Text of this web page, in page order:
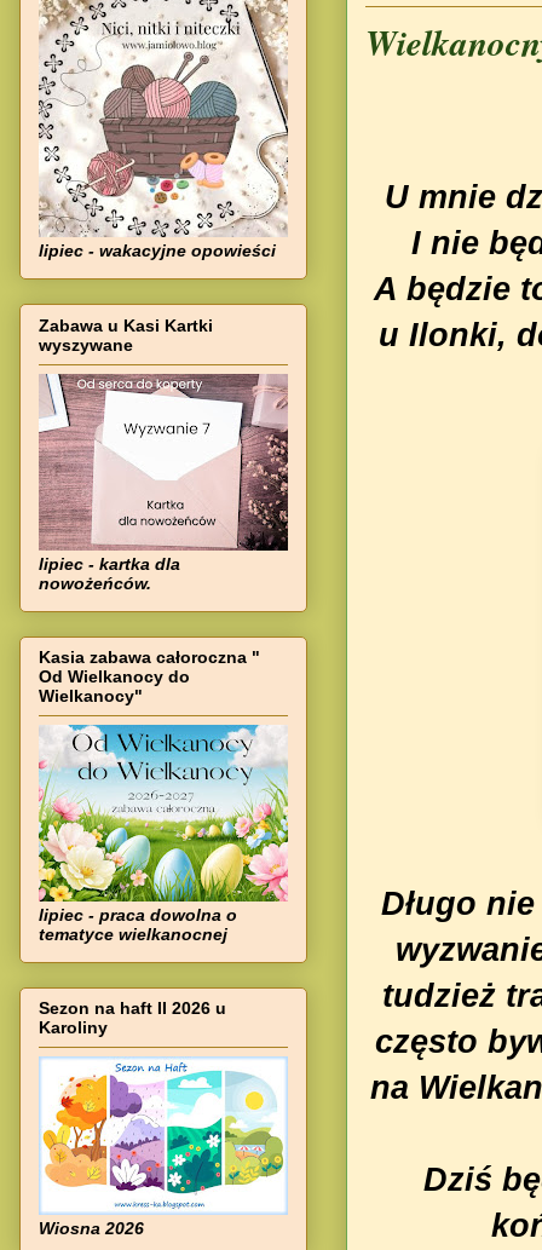
U mnie
I nie
A będzie
u Ilonki,
Długo
tudzież
często
na
Dziś
lipiec - wakacyjne opowieści
Zabawa u Kasi Kartki
wyszywane
lipiec - kartka dla
nowożeńców.
Kasia zabawa całoroczna "
Od Wielkanocy do
Wielkanocy"
lipiec - praca dowolna o
tematyce wielkanocnej
Sezon na haft II 2026 u
Karoliny
Wiosna 2026